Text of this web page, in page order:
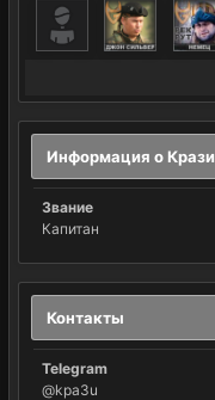
Информация о Крази
Звание
Капитан
Контакты
Telegram
@kpa3u